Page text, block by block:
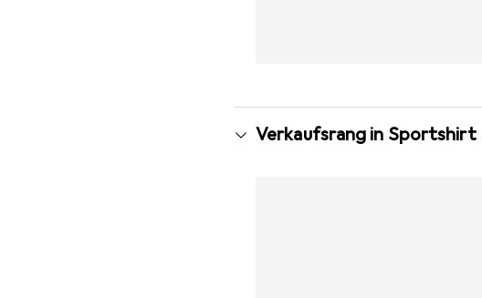
Verkaufsrang in Sportshirt